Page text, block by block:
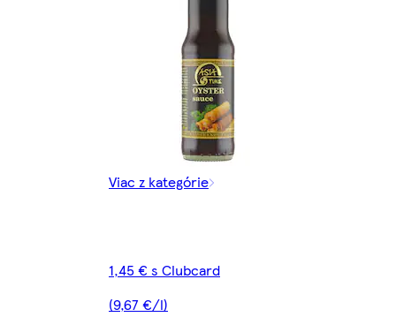
Viac z kategórie
1,45 € s Clubcard
(9,67 €/l)